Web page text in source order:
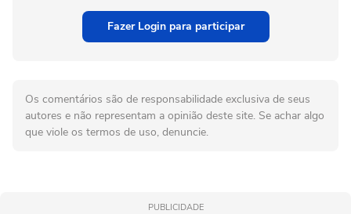
Fazer Login para participar
Os comentários são de responsabilidade exclusiva de seus
autores e não representam a opinião deste site. Se achar algo
que viole os termos de uso, denuncie.
PUBLICIDADE